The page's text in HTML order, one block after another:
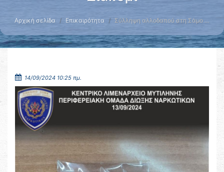
Αρχική σελίδα Επικαιρότητα Σύλληψη αλλοδαπού στη Σάμο …
14/09/2024 10:25 πμ.